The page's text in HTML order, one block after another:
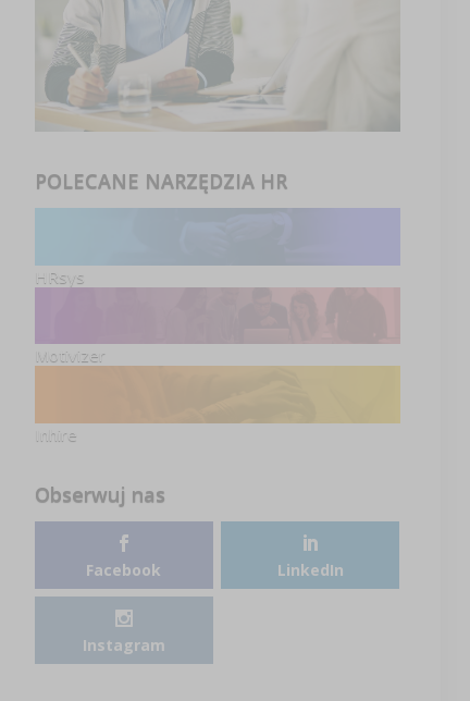
POLECANE NARZĘDZIA HR
HRsys
Motivizer
Inhire
Obserwuj nas
Facebook LinkedIn
Instagram